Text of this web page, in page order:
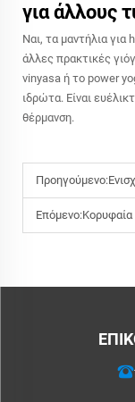
για άλλους
Ναι, τα μαντήλια για
άλλες πρακτικές
vinyasa ή το power
ιδρώτα. Είναι
θέρμανση.
Προηγούμενο:Ενισχύστε
Επόμενο:Κορυφαία